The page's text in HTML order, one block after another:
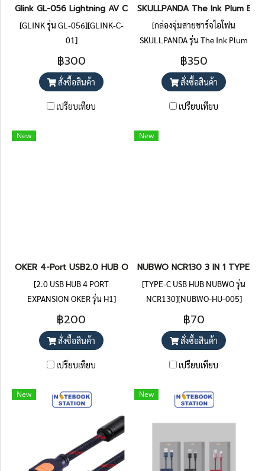
Glink GL-056 Lightning AV Cable Mobile Phone HDTV
[GLINK รุ่น GL-056][GLINK-C-
01]
฿300
สั่งซื้อสินค้า
เปรียบเทียบ
SKULLPANDA The Ink Plum
[กล่องจุ่มสายชาร์จไอโฟน
SKULLPANDA รุ่น The Ink Plum
Blossom]
฿350
สั่งซื้อสินค้า
เปรียบเทียบ
New
OKER 4-Port USB2.0 HUB OKER (H1) 200.-
[2.0 USB HUB 4 PORT
EXPANSION OKER รุ่น H1]
[OKER-HU-004][OKER-HU-005]
฿200
สั่งซื้อสินค้า
เปรียบเทียบ
New
NUBWO NCR130 3 IN 1 TYPE-
[TYPE-C USB HUB NUBWO รุ่น
NCR130][NUBWO-HU-005]
฿70
สั่งซื้อสินค้า
เปรียบเทียบ
New New